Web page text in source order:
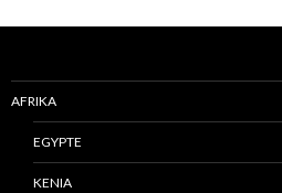
AFRIKA
EGYPTE
KENIA